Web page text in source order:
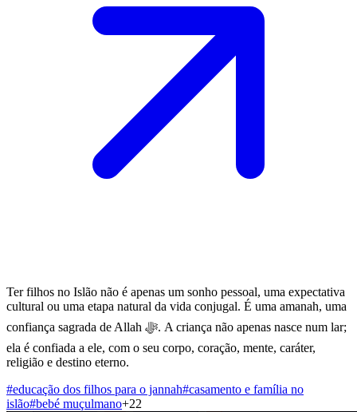
Ter filhos no Islão não é apenas um sonho pessoal, uma expectativa
cultural ou uma etapa natural da vida conjugal. É uma amanah, uma
confiança sagrada de Allah ﷻ. A criança não apenas nasce num lar;
ela é confiada a ele, com o seu corpo, coração, mente, caráter,
religião e destino eterno.
#educação dos filhos para o jannah#casamento e família no
islão#bebé muçulmano+22